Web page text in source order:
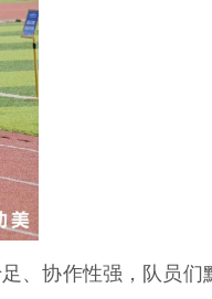
、协作性强，队员们